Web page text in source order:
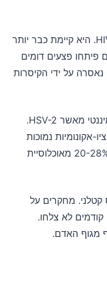
הרפס אינה מחלה חדשה כמו HIV/AIDS. היא קיימת כבר יותר
פיתחו פצעים דומים
על ידי הקיסרות
ברוב המקרים, HSV-1 שכיח יותר ודומיננטי מאשר HSV-2.
אקונומיות נמוכות
מאשר באוכלוסיות גבוהות. בסביבות 20-28% מאוכלוסיית
מהרפס קטלני. מחקרים על
קודמים לא צלחו.
מגוף האדם.